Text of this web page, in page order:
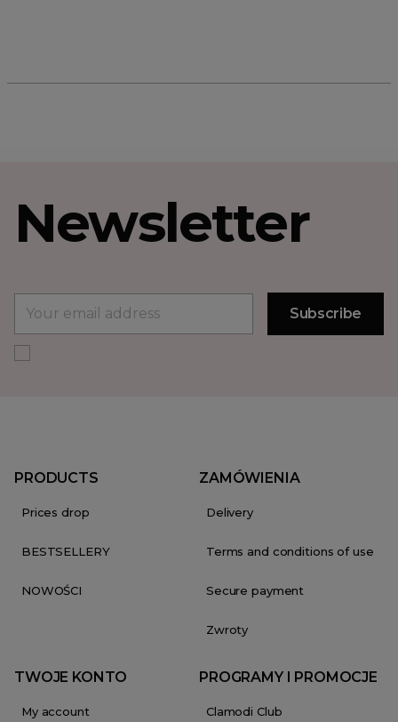
Newsletter
PRODUCTS
Prices drop
BESTSELLERY
NOWOŚCI
ZAMÓWIENIA
Delivery
Terms and conditions of use
Secure payment
Zwroty
TWOJE KONTO
My account
PROGRAMY I PROMOCJE
Clamodi Club